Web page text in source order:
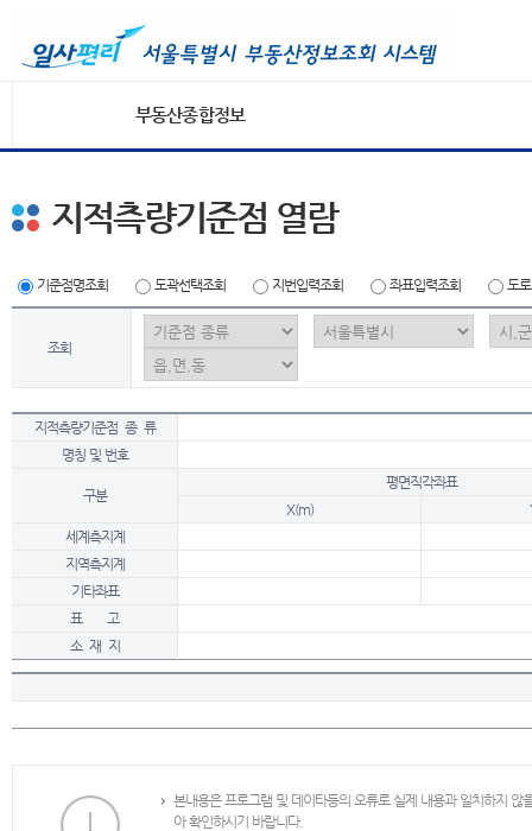
부동산종합정보
지적측량기준점 열람
기준점명조회 도곽선택조회 지번입력조회 좌표입력조회 도
조회
지적측량기준점 종 류
명칭 및 번호
구분
평면직각좌표
X(m)
세계측지계
지역측지계
기타좌표
표 고
소 재 지
본내용은 프로그램 및 데이타등의 오류로 실제 내용과 일치하지
아 확인하시기 바랍니다.